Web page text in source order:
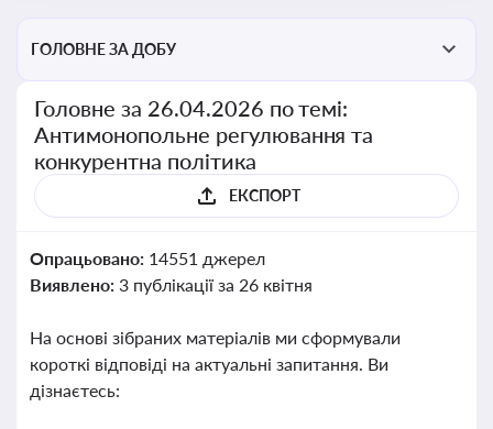
ГОЛОВНЕ ЗА ДОБУ
Головне за 26.04.2026 по темі:
Антимонопольне регулювання та
конкурентна політика
ЕКСПОРТ
Опрацьовано: 14551 джерел
Виявлено: 3 публікації за 26 квітня
На основі зібраних матеріалів ми сформували
короткі відповіді на актуальні запитання. Ви
дізнаєтесь: